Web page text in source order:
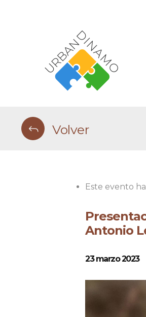
Volver
Este evento
Antonio
23 marzo 2023